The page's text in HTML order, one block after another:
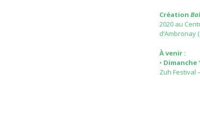
Création
2020 au
d’Ambronay
À venir :
• Dimanche
Zuh Festival